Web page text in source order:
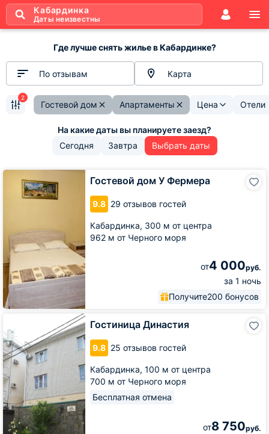
Кабардинка
Даты неизвестны
Где лучше снять жилье в Кабардинке?
По отзывам Карта
Гостевой дом Апартаменты Цена Отели
2
Сегодня Завтра Выбрать даты
Гостевой дом У Фермера
9.8 29 отзывов гостей
Кабардинка, 300 м от центра
962 м от Черного моря
от4 000руб.
за 1 ночь
Получите200 бонусов
Гостевой
Гостиница Династия
9.8 25 отзывов гостей
Кабардинка, 100 м от центра
700 м от Черного моря
Бесплатная отмена
от8 750руб.
Династия